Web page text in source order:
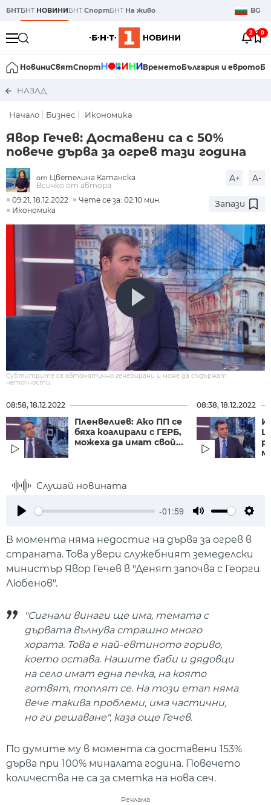
БНТБНТ НОВИНИБНТСпортБНТ На живо BG
2 0
НовиниСвятСпорт ВреметоБългария и еврото
НАЗАД
Начало Бизнес Икономика
Явор Гечев: Доставени са с 50%
повече дърва за огрев тази година
от Цветелина Катанска
Всичко от автора
A+ A-
09:21, 18.12.2022
Чете се за: 02:10 мин.
Икономика
Запази
Субтитрите са автоматично генерирани и може да съдържат
неточности.
08:58, 18.12.2022
Пленвелиев: Ако ПП се
бяха коалирали с ГЕРБ,
можеха да имат свой...
08:38, 18.12.2022
Слушай новината
-01:59
В момента няма недостиг на дърва за огрев в
страната. Това увери служебният земеделски
министър Явор Гечев в "Денят започва с Георги
Любенов".
"Сигнали винаги ще има, темата с
дървата вълнува страшно много
хората. Това е най-евтиното гориво,
което остава. Нашите баби и дядовци
на село имат една печка, на която
готвят, топлят се. На този етап няма
вече такива проблеми, има частични,
но ги решаване", каза още Гечев.
По думите му в момента са доставени 153%
дърва при 100% миналата година. Повечето
количества не са за сметка на нова сеч.
Реклама